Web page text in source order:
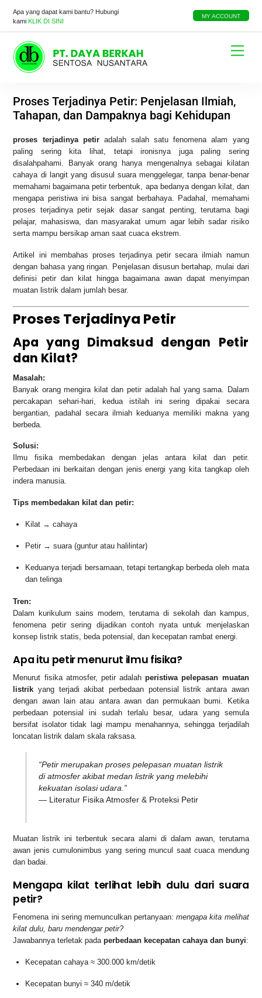
Apa yang dapat kami bantu? Hubungi
kamiKLIK DI SINI
MY ACCOUNT
Menu
Proses Terjadinya Petir: Penjelasan Ilmiah,
Tahapan, dan Dampaknya bagi Kehidupan
proses terjadinya petiradalah salah satu fenomena alam yang
paling sering kita lihat, tetapi ironisnya juga paling sering
disalahpahami. Banyak orang hanya mengenalnya sebagai kilatan
cahaya di langit yang disusul suara menggelegar, tanpa benar-benar
memahami bagaimana petir terbentuk, apa bedanya dengan kilat, dan
mengapa peristiwa ini bisa sangat berbahaya. Padahal, memahami
proses terjadinya petir sejak dasar sangat penting, terutama bagi
pelajar, mahasiswa, dan masyarakat umum agar lebih sadar risiko
serta mampu bersikap aman saat cuaca ekstrem.
Artikel ini membahas proses terjadinya petir secara ilmiah namun
dengan bahasa yang ringan. Penjelasan disusun bertahap, mulai dari
definisi petir dan kilat hingga bagaimana awan dapat menyimpan
muatan listrik dalam jumlah besar.
Proses Terjadinya Petir
Apa yang Dimaksud dengan Petir
dan Kilat?
Masalah:
Banyak orang mengira kilat dan petir adalah hal yang sama. Dalam
percakapan sehari-hari, kedua istilah ini sering dipakai secara
bergantian, padahal secara ilmiah keduanya memiliki makna yang
berbeda.
Solusi:
Ilmu fisika membedakan dengan jelas antara kilat dan petir.
Perbedaan ini berkaitan dengan jenis energi yang kita tangkap oleh
indera manusia.
Tips membedakan kilat dan petir:
Kilat → cahaya
Petir → suara (guntur atau halilintar)
Keduanya terjadi bersamaan, tetapi tertangkap berbeda oleh mata
dan telinga
Tren:
Dalam kurikulum sains modern, terutama di sekolah dan kampus,
fenomena petir sering dijadikan contoh nyata untuk menjelaskan
konsep listrik statis, beda potensial, dan kecepatan rambat energi.
Apa itu petir menurut ilmu fisika?
Menurut fisika atmosfer, petir adalahperistiwa pelepasan muatan
listrik yang terjadi akibat perbedaan potensial listrik antara awan
dengan awan lain atau antara awan dan permukaan bumi. Ketika
perbedaan potensial ini sudah terlalu besar, udara yang semula
bersifat isolator tidak lagi mampu menahannya, sehingga terjadilah
loncatan listrik dalam skala raksasa.
“Petir merupakan proses pelepasan muatan listrik
di atmosfer akibat medan listrik yang melebihi
kekuatan isolasi udara.”
— Literatur Fisika Atmosfer & Proteksi Petir
Muatan listrik ini terbentuk secara alami di dalam awan, terutama
awan jenis cumulonimbus yang sering muncul saat cuaca mendung
dan badai.
Mengapa kilat terlihat lebih dulu dari suara
petir?
Fenomena ini sering memunculkan pertanyaan:mengapa kita melihat
kilat dulu, baru mendengar petir?
Jawabannya terletak padaperbedaan kecepatan cahaya dan bunyi:
Kecepatan cahaya ≈ 300.000 km/detik
Kecepatan bunyi ≈ 340 m/detik